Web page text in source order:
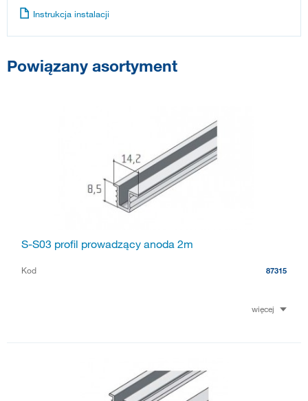
Instrukcja instalacji
Powiązany asortyment
S-S03 profil prowadzący anoda 2m
Kod 87315
więcej